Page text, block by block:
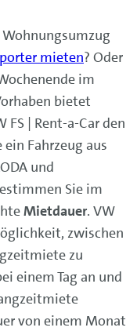
mieten? Oder
im
bietet
| Rent-a-Car den
Fahrzeug aus
und
Sie im
Mietdauer. VW
zwischen
zu
einem Tag an und
von einem Monat